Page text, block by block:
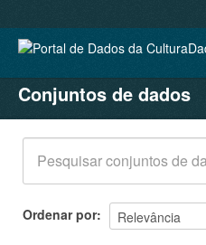
CONJUNTOS DE DADOS
ORGANIZAÇÕES
GRUPOS
SOBRE
Conjuntos de dados
Ordenar por